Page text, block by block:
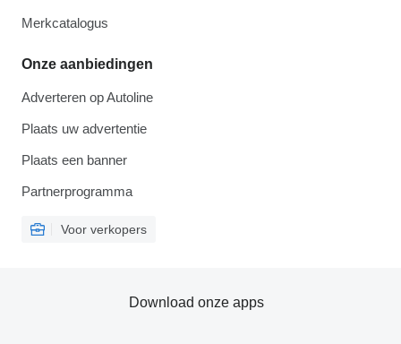
Merkcatalogus
Onze aanbiedingen
Adverteren op Autoline
Plaats uw advertentie
Plaats een banner
Partnerprogramma
Voor verkopers
Download onze apps